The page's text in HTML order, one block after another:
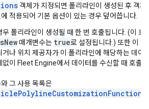
객체가 지정되면 폴리라인이 생성된 후 객체
적용되어 기본 옵션이 있는 경우 덮어씁니다.
우 폴리라인이 생성될 때 한 번 호출됩니다. (이 호
매개변수는 true로 설정됩니다.) 또한 이
거나 위치 제공자가 이 폴리라인에 해당하는 데이
없이 Fleet Engine에서 데이터를 수신할 때 호출
그 사용 목록은